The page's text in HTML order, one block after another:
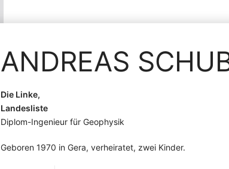
ANDREAS
Die Linke,
Landesliste
Diplom-Ingenieur für Geophysik
Geboren 1970 in Gera, verheiratet, zwei Kinder.